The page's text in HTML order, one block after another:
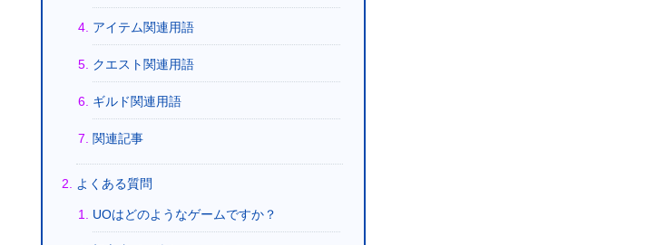
アイテム関連用語
クエスト関連用語
ギルド関連用語
関連記事
よくある質問
UOはどのようなゲームですか？